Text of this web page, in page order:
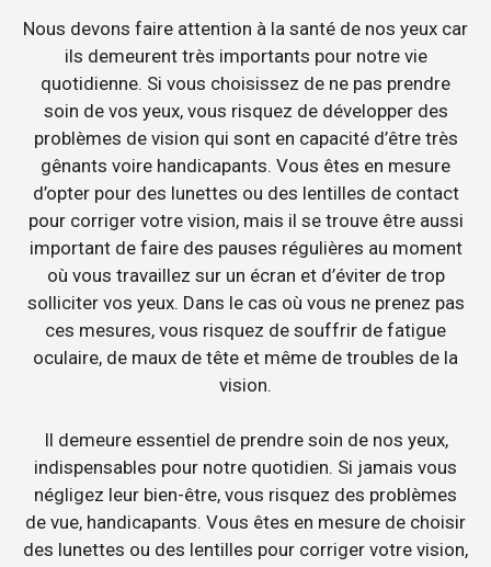
Nous devons faire attention à la santé de nos yeux car
ils demeurent très importants pour notre vie
quotidienne. Si vous choisissez de ne pas prendre
soin de vos yeux, vous risquez de développer des
problèmes de vision qui sont en capacité d’être très
gênants voire handicapants. Vous êtes en mesure
d’opter pour des lunettes ou des lentilles de contact
pour corriger votre vision, mais il se trouve être aussi
important de faire des pauses régulières au moment
où vous travaillez sur un écran et d’éviter de trop
solliciter vos yeux. Dans le cas où vous ne prenez pas
ces mesures, vous risquez de souffrir de fatigue
oculaire, de maux de tête et même de troubles de la
vision.
Il demeure essentiel de prendre soin de nos yeux,
indispensables pour notre quotidien. Si jamais vous
négligez leur bien-être, vous risquez des problèmes
de vue, handicapants. Vous êtes en mesure de choisir
des lunettes ou des lentilles pour corriger votre vision,